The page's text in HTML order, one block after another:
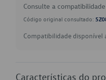
Consulte a
Código original consultado:
Compatibilidade disponível
Características do